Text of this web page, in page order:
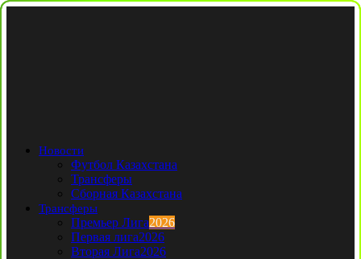
Новости
Футбол Казахстана
Трансферы
Сборная Казахстана
Трансферы
Премьер Лига2026
Первая лига2026
Вторая Лига2026